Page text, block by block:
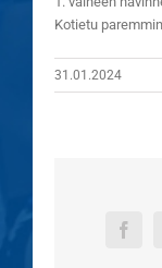
Kotietu
31.01.2024